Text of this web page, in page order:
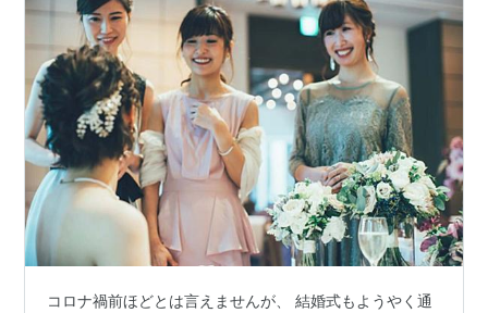
コロナ禍前ほどとは言えませんが、 結婚式もようやく通